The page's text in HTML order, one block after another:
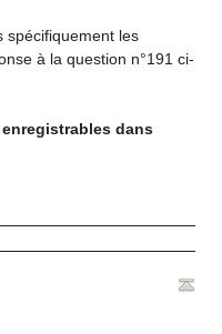
les
à la question n°191 ci-
dans